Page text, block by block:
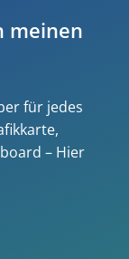
meinen
für jedes
– Hier